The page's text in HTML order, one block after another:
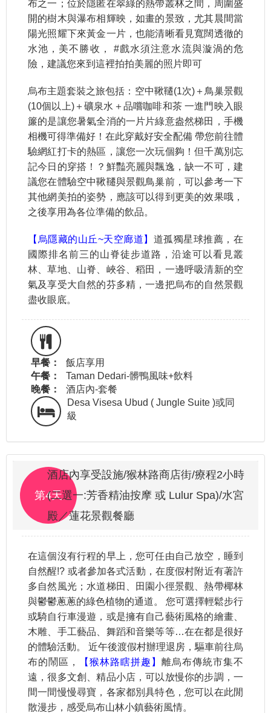
布之一；位於隱匿在翠綠的熱帶叢林之間，周圍盛
開的樹木與瀑布相輝映，如畫的景致，尤其晨間當
陽光照耀下來黃金一片，也能清晰看見寬闊透徹的
水池，美不勝收， #戲水須注意水流與漩渦的危
險，建議您來到這裡拍拍美麗的照片即可
烏布主題套裝之旅包括：空中鞦韆(1次)＋鳥巢景觀
(10個以上)＋礦泉水＋品嚐咖啡和茶 一進門映入眼
簾的是讓您暑氣全消的一片片綠意盎然梯田，手機
相機可得準備好！在此穿戴好安全配備 帶您前往體
驗網紅打卡的熱區，讓您一次玩個夠！但千萬別忘
記今日的穿搭！？鮮豔亮麗與飄逸，缺一不可，建
議您在體驗空中鞦韆與景觀鳥巢前，可以參考一下
其他網美拍的姿勢，應該可以得到更美的效果哦，
之後享用為各位準備的飲品。
【烏隱藏的山丘~天空廊道】 道孤獨星球推薦，在
國際排名前三的山脊徒步道路，沿途可以看見叢
林、草地、山脊、峽谷、稻田，一邊呼吸清新的空
氣及享受大自然的芬多精，一邊把烏布的自然景觀
盡收眼底。
早餐：
飯店享用
午餐：
Taman Dedari-髒鴨風味+飲料
晚餐：
酒店內-套餐
Desa Visesa Ubud ( Jungle Suite )或同
級
第4天
酒店內享受設施/猴林路商店街/療程2小時
(二選一:芳香精油按摩 或 Lulur Spa)/水宮
殿／蓮花景觀餐廳
在這個沒有行程的早上，您可任由自己放空，睡到
自然醒!? 或者參加各式活動，在度假村附近有著許
多自然風光；水道梯田、田園小徑景觀、熱帶椰林
與鬱鬱蔥蔥的綠色植物的通道。 您可選擇輕鬆步行
或騎自行車漫遊，或是擁有自己藝術風格的繪畫、
木雕、手工藝品、舞蹈和音樂等等…在在都是很好
的體驗活動。 近午後渡假村辦理退房，驅車前往烏
布的鬧區，
【猴林路瞎拼趣】 離烏布傳統市集不
遠，很多文創、精品小店，可以放慢你的步調，一
間一間慢慢尋寶，各家都別具特色，您可以在此閒
散漫步，感受烏布山林小鎮藝術風情。